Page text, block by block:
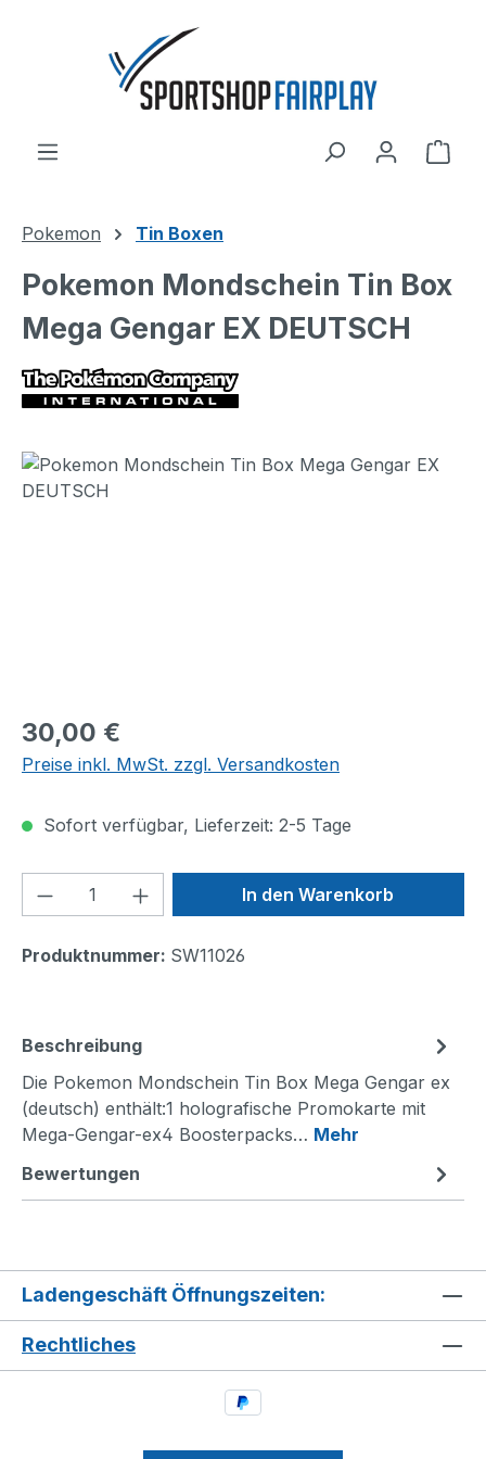
Zum Hauptinhalt springen
Pokemon Tin Boxen
Pokemon Mondschein Tin Box
Mega Gengar EX DEUTSCH
Bildergalerie überspringen
Regulärer Preis:
30,00 €
Preise inkl. MwSt. zzgl. Versandkosten
Sofort verfügbar, Lieferzeit: 2-5 Tage
Produkt Anzahl: Gib denIn den Warenkorb
Produktnummer: SW11026
Beschreibung
Die Pokemon Mondschein Tin Box Mega Gengar ex
(deutsch) enthält:1 holografische Promokarte mit
Mega-Gengar-ex4 Boosterpacks… Mehr
Bewertungen
Ladengeschäft Öffnungszeiten:
Rechtliches